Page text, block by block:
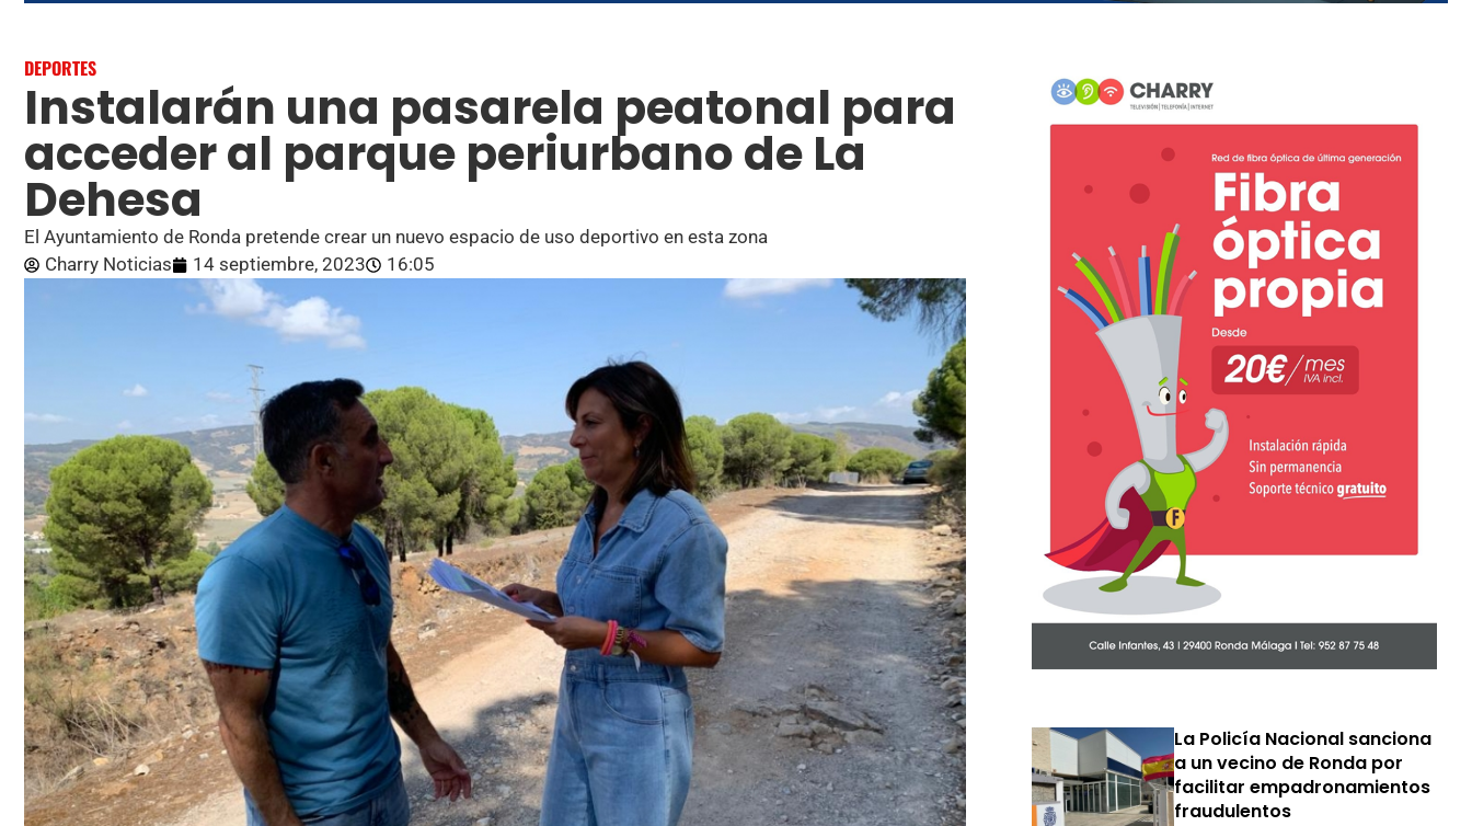
DEPORTES
Instalarán una pasarela peatonal para
acceder al parque periurbano de La
Dehesa
El Ayuntamiento de Ronda pretende crear un nuevo espacio de uso deportivo en esta zona
Charry Noticias
14 septiembre, 2023 16:05
La Policía Nacional sanciona
a un vecino de Ronda por
facilitar empadronamientos
fraudulentos